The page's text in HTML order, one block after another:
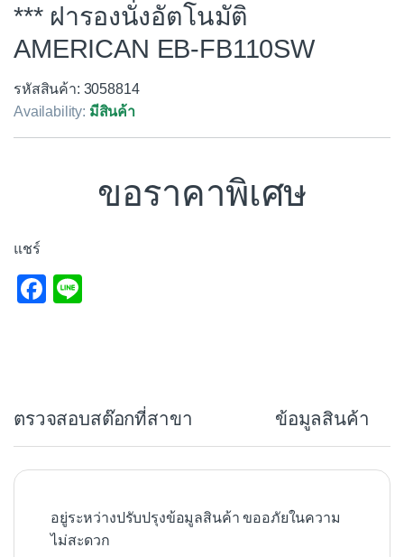
*** ฝารองนั่งอัตโนมัติ
AMERICAN EB-FB110SW
รหัสสินค้า: 3058814
Availability: มีสินค้า
ขอราคาพิเศษ
แชร์
F
o
o
ตรวจสอบสต๊อกที่สาขา ข้อมูลสินค้า
อยู่ระหว่างปรับปรุงข้อมูลสินค้า ขออภัยในความ
ไม่สะดวก